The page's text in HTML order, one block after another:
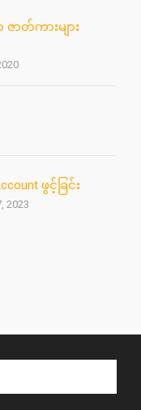
ဇာတ်ကားများ
ဖွင့်ခြင်း
2023